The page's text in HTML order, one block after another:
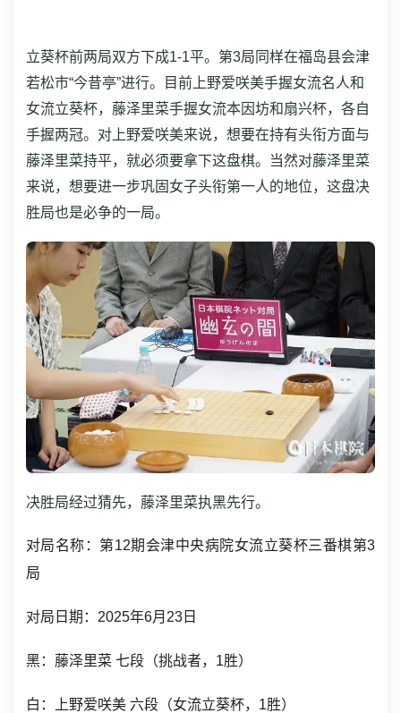
立葵杯前两局双方下成1-1平。第3局同样在福岛县会津
若松市“今昔亭”进行。
目前上野爱咲美手握女流名人和
女流立葵杯，藤泽里菜手握女流本因坊和扇兴杯，各自
手握两冠。对上野爱咲美来说，想要在持有头衔方面与
藤泽里菜持平，就必须要拿下这盘棋。当然对藤泽里菜
来说，想要进一步巩固女子头衔第一人的地位，这盘决
胜局也是必争的一局。
决胜局经过猜先，藤泽里菜执黑先行。
对局名称：第12期会津中央病院女流立葵杯三番棋第3
局
对局日期：2025年6月23日
黑： 藤泽里菜 七段（挑战者，1胜）
白： 上野爱咲美 六段（女流立葵杯，1胜）